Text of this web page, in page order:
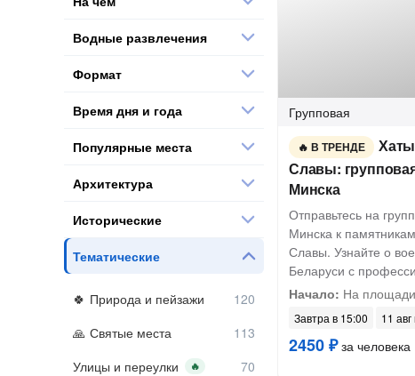
Групповая
В ТРЕНДЕ
Славы:
Минска
Отправьтесь на
Минска к
Славы. Узнайте о
Беларуси с
Начало: На
Завтра в 15:00 11
2450 ₽за человека
Водные развлечения
Формат
Время дня и года
Популярные места
Архитектура
Исторические
Тематические
Природа и пейзажи
Святые места
Улицы и переулки
🔥